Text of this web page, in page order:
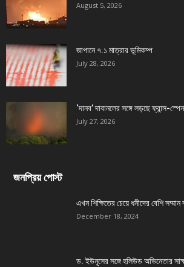
August 5, 2026
জাপানে ৭.১ মাত্রার ভূমিকম্প
July 28, 2026
‘দানব’ দাবানলের সঙ্গে লড়ছে ফ্রান্স-স্পেন
July 27, 2026
জনপ্রিয় পোস্ট
এখন শিক্ষিতের চেয়ে ধনীদের বেশি সম্মান
December 18, 2024
ড. ইউনূসের সঙ্গে হলিউড অভিনেতার